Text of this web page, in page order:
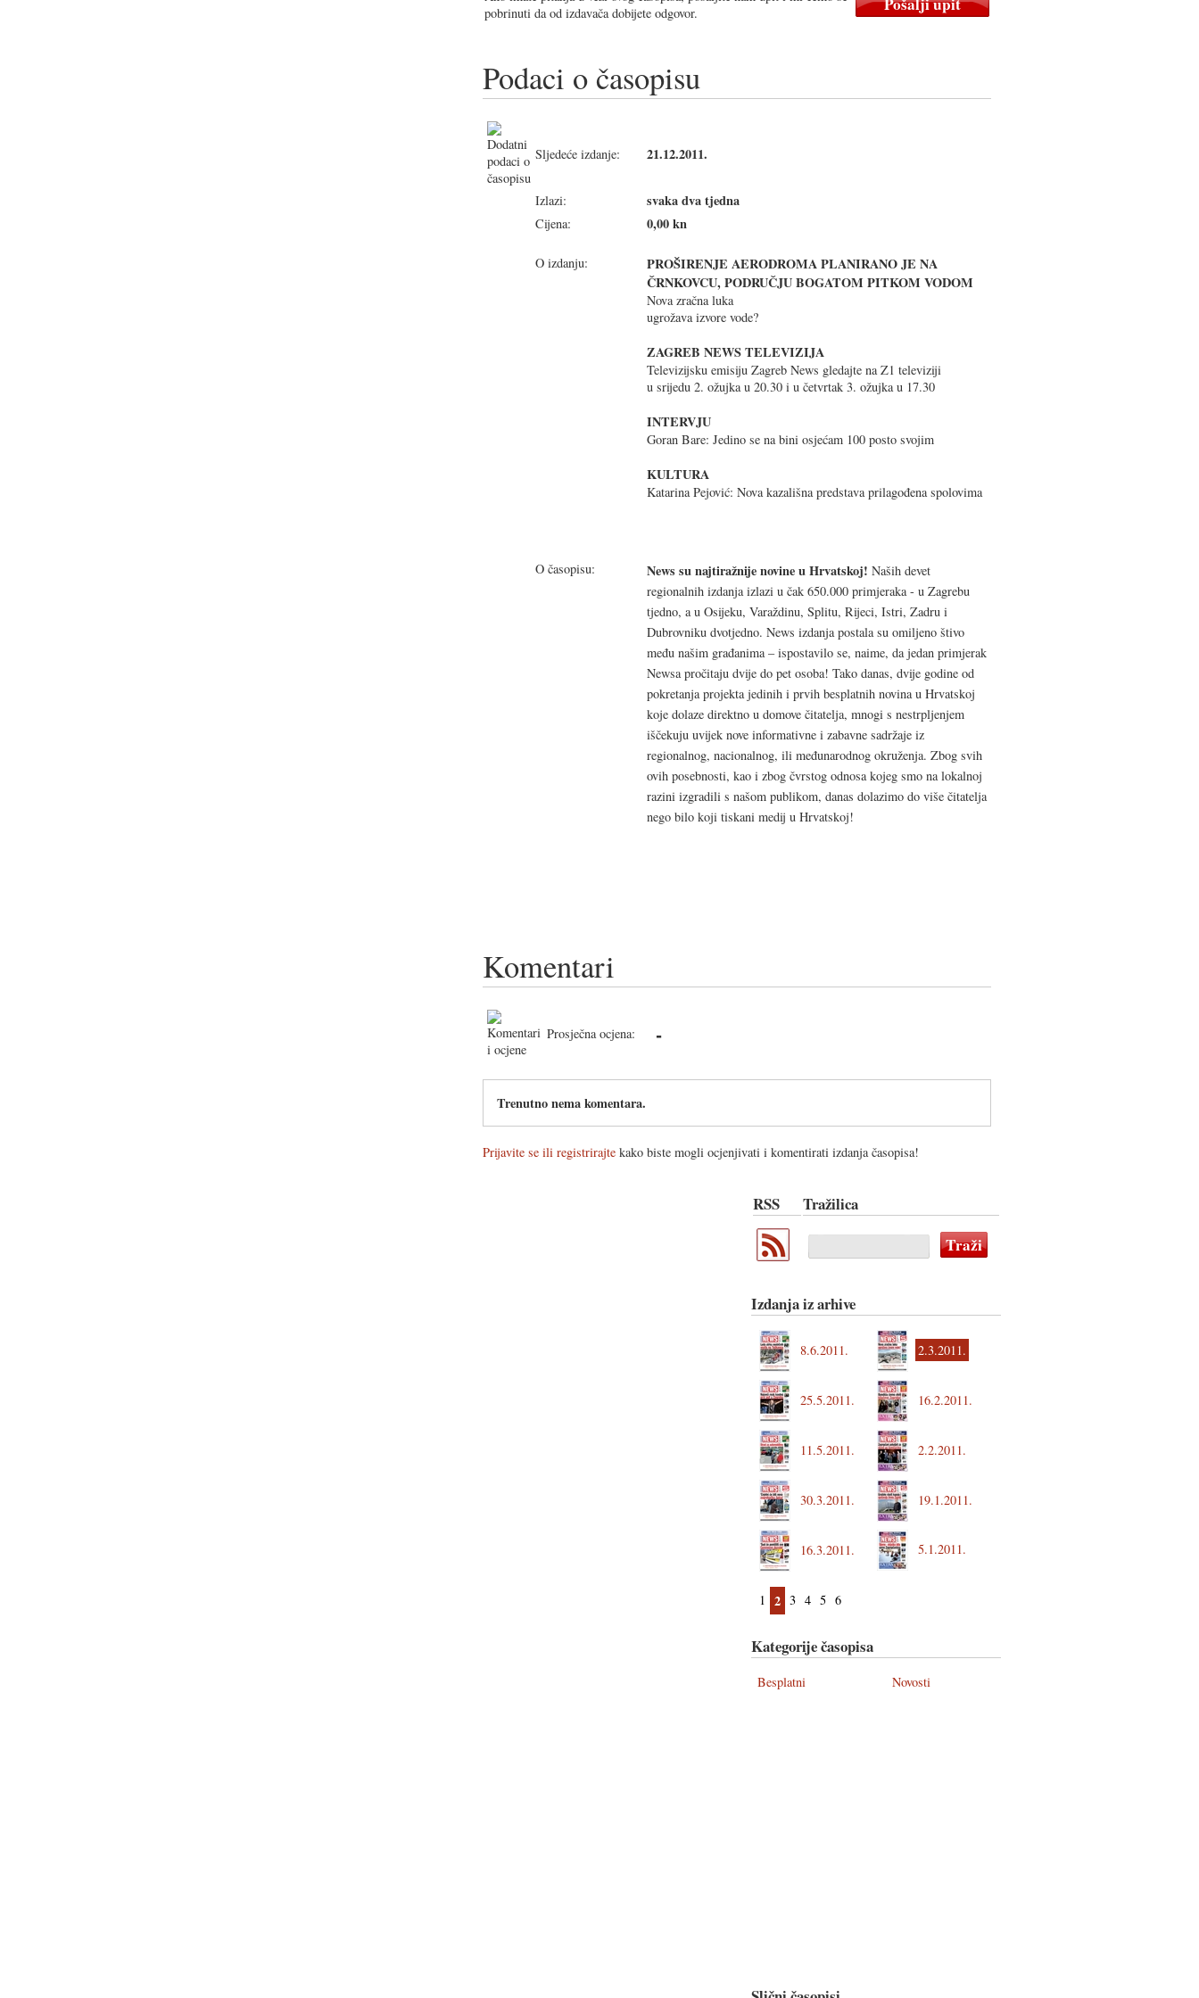
pobrinuti da od izdavača dobijete odgovor.
Podaci o časopisu
Sljedeće izdanje: 21.12.2011.
Izlazi: svaka dva tjedna
Cijena: 0,00 kn
O izdanju:
PROŠIRENJE AERODROMA PLANIRANO JE NA
ČRNKOVCU, PODRUČJU BOGATOM PITKOM VODOM
Nova zračna luka
ugrožava izvore vode?
ZAGREB NEWS TELEVIZIJA
Televizijsku emisiju Zagreb News gledajte na Z1 televiziji
u srijedu 2. ožujka u 20.30 i u četvrtak 3. ožujka u 17.30
INTERVJU
Goran Bare: Jedino se na bini osjećam 100 posto svojim
KULTURA
Katarina Pejović: Nova kazališna predstava prilagođena spolovima
O časopisu: News su najtiražnije novine u Hrvatskoj! Naših devet
regionalnih izdanja izlazi u čak 650.000 primjeraka - u Zagrebu
tjedno, a u Osijeku, Varaždinu, Splitu, Rijeci, Istri, Zadru i
Dubrovniku dvotjedno. News izdanja postala su omiljeno štivo
među našim građanima – ispostavilo se, naime, da jedan primjerak
Newsa pročitaju dvije do pet osoba! Tako danas, dvije godine od
pokretanja projekta jedinih i prvih besplatnih novina u Hrvatskoj
koje dolaze direktno u domove čitatelja, mnogi s nestrpljenjem
iščekuju uvijek nove informativne i zabavne sadržaje iz
regionalnog, nacionalnog, ili međunarodnog okruženja. Zbog svih
ovih posebnosti, kao i zbog čvrstog odnosa kojeg smo na lokalnoj
razini izgradili s našom publikom, danas dolazimo do više čitatelja
nego bilo koji tiskani medij u Hrvatskoj!
Komentari
Prosječna ocjena: -
Trenutno nema komentara.
Prijavite se ili registrirajte kako biste mogli ocjenjivati i komentirati izdanja časopisa!
RSS Tražilica
Izdanja iz arhive
8.6.2011. 2.3.2011.
25.5.2011. 16.2.2011.
11.5.2011. 2.2.2011.
30.3.2011. 19.1.2011.
16.3.2011. 5.1.2011.
1 2 3 4 5 6
Kategorije časopisa
Besplatni Novosti